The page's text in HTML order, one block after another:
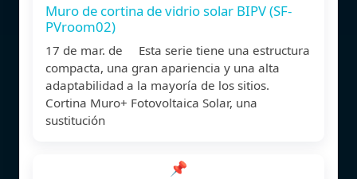
Muro de cortina de vidrio solar BIPV (SF-
PVroom02)
17 de mar. de Esta serie tiene una estructura
compacta, una gran apariencia y una alta
adaptabilidad a la mayoría de los sitios.
Cortina Muro+ Fotovoltaica Solar, una
sustitución
📌